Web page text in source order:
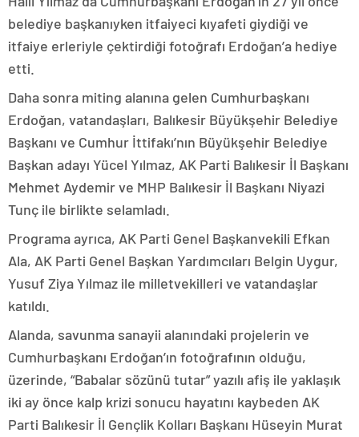
belediye başkanıyken itfaiyeci kıyafeti giydiği ve
itfaiye erleriyle çektirdiği fotoğrafı Erdoğan’a hediye
etti.
Daha sonra miting alanına gelen Cumhurbaşkanı
Erdoğan, vatandaşları, Balıkesir Büyükşehir Belediye
Başkanı ve Cumhur İttifakı’nın Büyükşehir Belediye
Başkan adayı Yücel Yılmaz, AK Parti Balıkesir İl Başkanı
Mehmet Aydemir ve MHP Balıkesir İl Başkanı Niyazi
Tunç ile birlikte selamladı.
Programa ayrıca, AK Parti Genel Başkanvekili Efkan
Ala, AK Parti Genel Başkan Yardımcıları Belgin Uygur,
Yusuf Ziya Yılmaz ile milletvekilleri ve vatandaşlar
katıldı.
Alanda, savunma sanayii alanındaki projelerin ve
Cumhurbaşkanı Erdoğan’ın fotoğrafının olduğu,
üzerinde, “Babalar sözünü tutar” yazılı afiş ile yaklaşık
iki ay önce kalp krizi sonucu hayatını kaybeden AK
Parti Balıkesir İl Gençlik Kolları Başkanı Hüseyin Murat